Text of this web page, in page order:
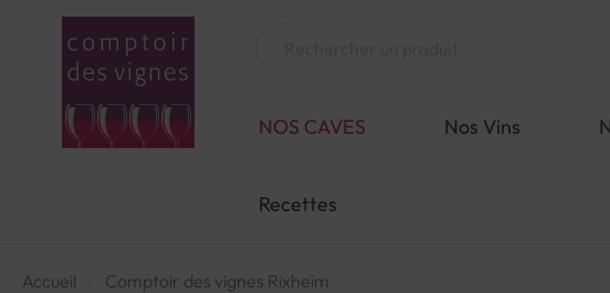
NOS CAVES Nos Vins
Recettes
Accueil Comptoir des vignes Rixheim